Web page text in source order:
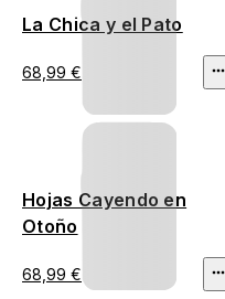
La Chica y el Pato
68,99 €
Hojas Cayendo en
Otoño
68,99 €